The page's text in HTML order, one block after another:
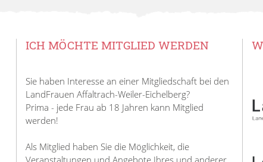
ICH MÖCHTE MITGLIED WERDEN
Sie haben Interesse an einer Mitgliedschaft bei den
LandFrauen Affaltrach-Weiler-Eichelberg?
Prima - jede Frau ab 18 Jahren kann Mitglied
werden!
Als Mitglied haben Sie die Möglichkeit, die
Veranstaltungen und Angebote Ihres und anderer